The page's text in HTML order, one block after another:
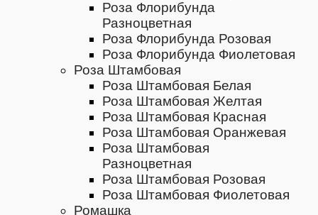
Роза Флорибунда
Разноцветная
Роза Флорибунда Розовая
Роза Флорибунда Фиолетовая
Роза Штамбовая
Роза Штамбовая Белая
Роза Штамбовая Желтая
Роза Штамбовая Красная
Роза Штамбовая Оранжевая
Роза Штамбовая
Разноцветная
Роза Штамбовая Розовая
Роза Штамбовая Фиолетовая
Ромашка